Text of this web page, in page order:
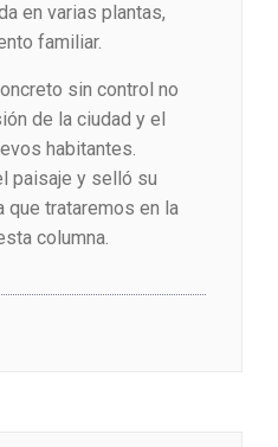
en varias plantas,
familiar.
sin control no
de la ciudad y el
habitantes.
paisaje y selló su
que trataremos en la
columna.